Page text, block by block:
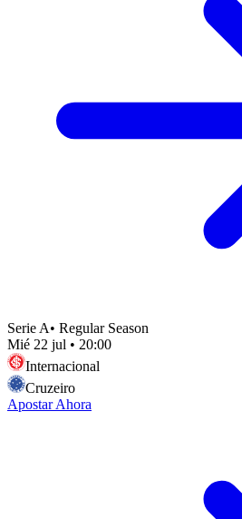
Serie A• Regular Season
Mié 22 jul • 20:00
Internacional
Cruzeiro
Apostar Ahora